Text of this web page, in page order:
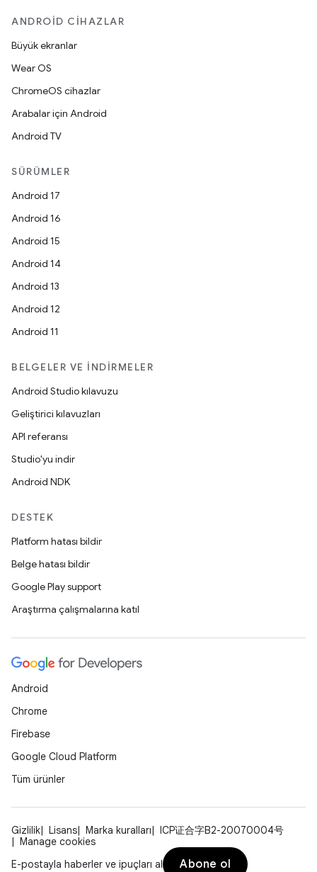
ANDROID CIHAZLAR
Büyük ekranlar
Wear OS
ChromeOS cihazlar
Arabalar için Android
Android TV
SÜRÜMLER
Android 17
Android 16
Android 15
Android 14
Android 13
Android 12
Android 11
BELGELER VE İNDIRMELER
Android Studio kılavuzu
Geliştirici kılavuzları
API referansı
Studio'yu indir
Android NDK
DESTEK
Platform hatası bildir
Belge hatası bildir
Google Play support
Araştırma çalışmalarına katıl
Android
Chrome
Firebase
Google Cloud Platform
Tüm ürünler
Gizlilik Lisans Marka kuralları
ICP证合字B2-20070004号
Manage cookies
E-postayla haberler ve ipuçları al
Abone ol